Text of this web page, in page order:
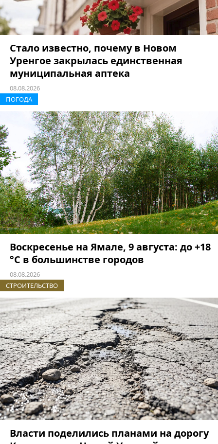
Стало известно, почему в Новом
Уренгое закрылась единственная
муниципальная аптека
08.08.2026
ПОГОДА
Воскресенье на Ямале, 9 августа: до +18
°C в большинстве городов
08.08.2026
СТРОИТЕЛЬСТВО
Власти поделились планами на дорогу